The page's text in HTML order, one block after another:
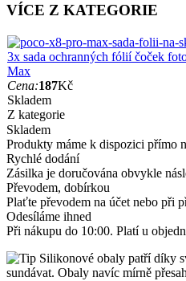
VÍCE Z KATEGORIE
3x sada ochranných fólií čoček
Max
Cena:187Kč
Skladem
Z kategorie
Skladem
Produkty máme k dispozici přímo
Rychlé dodání
Zásilka je doručována obvykle
Převodem, dobírkou
Plaťte převodem na účet nebo při
Odesíláme ihned
Při nákupu do 10:00. Platí u
Silikonové obaly patří díky
sundávat. Obaly navíc mírně